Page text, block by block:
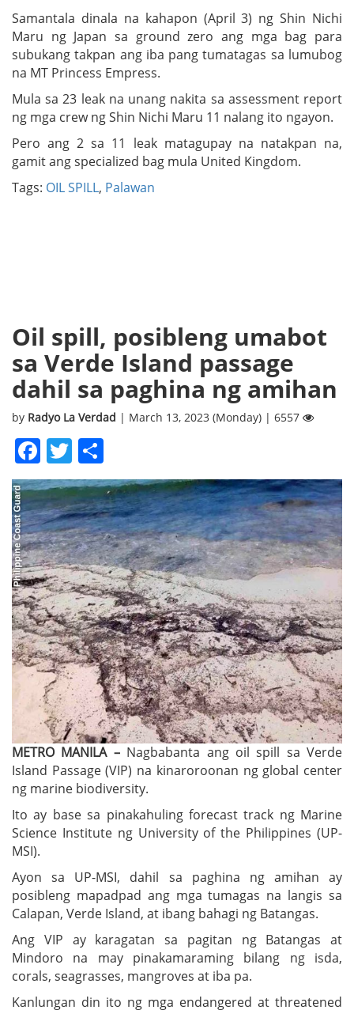
Samantala dinala na kahapon (April 3) ng Shin Nichi
Maru ng Japan sa ground zero ang mga bag para
subukang takpan ang iba pang tumatagas sa lumubog
na MT Princess Empress.
Mula sa 23 leak na unang nakita sa assessment report
ng mga crew ng Shin Nichi Maru 11 nalang ito ngayon.
Pero ang 2 sa 11 leak matagupay na natakpan na,
gamit ang specialized bag mula United Kingdom.
Tags: OIL SPILL, Palawan
Oil spill, posibleng umabot
sa Verde Island passage
dahil sa paghina ng amihan
by Radyo La Verdad | March 13, 2023 (Monday) | 6557
Facebook
Twitter
METRO MANILA – Nagbabanta ang oil spill sa Verde
Island Passage (VIP) na kinaroroonan ng global center
ng marine biodiversity.
Ito ay base sa pinakahuling forecast track ng Marine
Science Institute ng University of the Philippines (UP-
MSI).
Ayon sa UP-MSI, dahil sa paghina ng amihan ay
posibleng mapadpad ang mga tumagas na langis sa
Calapan, Verde Island, at ibang bahagi ng Batangas.
Ang VIP ay karagatan sa pagitan ng Batangas at
Mindoro na may pinakamaraming bilang ng isda,
corals, seagrasses, mangroves at iba pa.
Kanlungan din ito ng mga endangered at threatened